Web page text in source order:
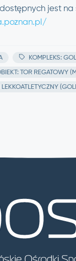
jest na
KOMPLEKS:
TOR REGATOWY